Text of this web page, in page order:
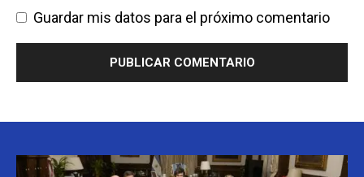
Guardar mis datos para el próximo comentario